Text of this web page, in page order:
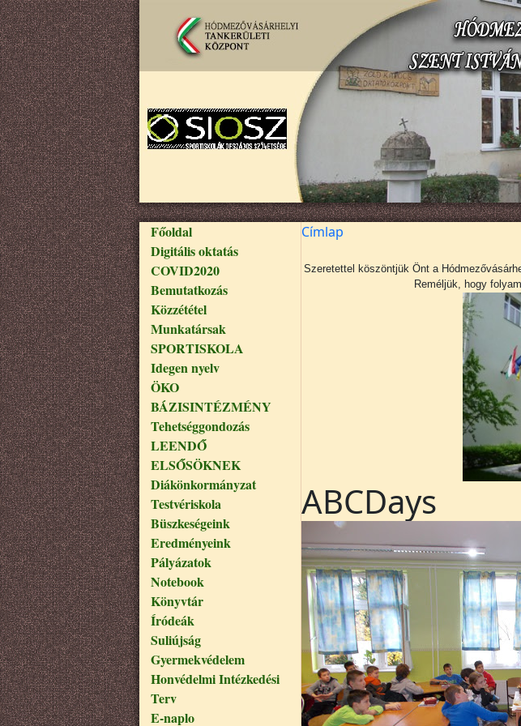
Ugrás a tartalomra
Fő navigáció
Főoldal
Digitális oktatás
COVID2020
Bemutatkozás
Közzététel
Munkatársak
SPORTISKOLA
Idegen nyelv
ÖKO
BÁZISINTÉZMÉNY
Tehetséggondozás
LEENDŐ
ELSŐSÖKNEK
Diákönkormányzat
Testvériskola
Büszkeségeink
Eredményeink
Pályázatok
Notebook
Könyvtár
Íródeák
Suliújság
Gyermekvédelem
Honvédelmi Intézkedési
Terv
E-naplo
Címlap
Szeretettel köszöntjük Önt a
Reméljük, hogy
ABCDays